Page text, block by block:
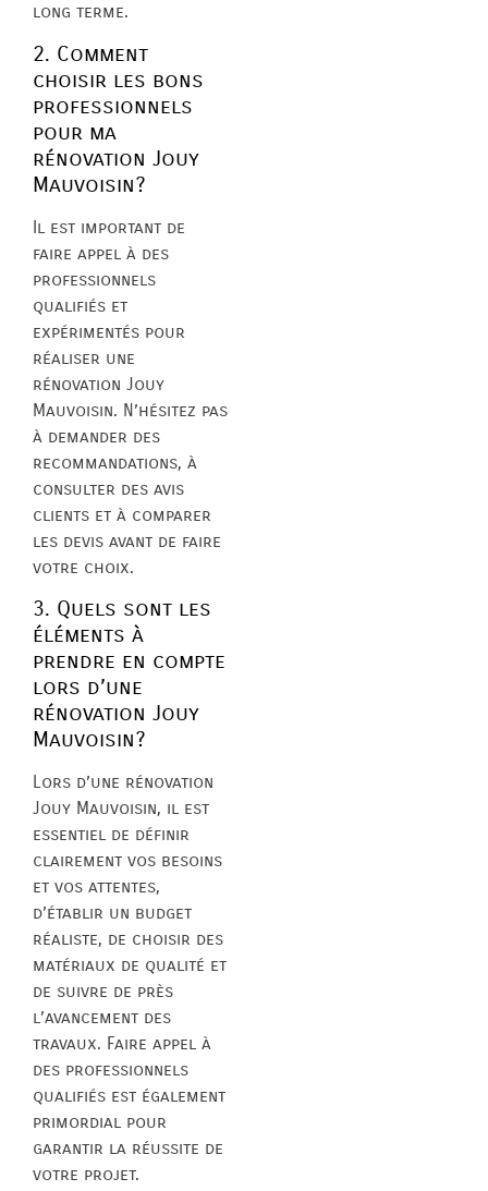
long terme.
2. Comment
choisir les bons
professionnels
pour ma
rénovation Jouy
Mauvoisin?
Il est important de
faire appel à des
professionnels
qualifiés et
expérimentés pour
réaliser une
rénovation Jouy
Mauvoisin. N’hésitez pas
à demander des
recommandations, à
consulter des avis
clients et à comparer
les devis avant de faire
votre choix.
3. Quels sont les
éléments à
prendre en compte
lors d’une
rénovation Jouy
Mauvoisin?
Lors d’une rénovation
Jouy Mauvoisin, il est
essentiel de définir
clairement vos besoins
et vos attentes,
d’établir un budget
réaliste, de choisir des
matériaux de qualité et
de suivre de près
l’avancement des
travaux. Faire appel à
des professionnels
qualifiés est également
primordial pour
garantir la réussite de
votre projet.